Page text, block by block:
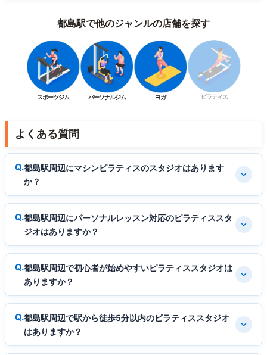
都島駅で他のジャンルの店舗を探す
スポーツジム パーソナルジム ヨガ ピラティス
よくある質問
都島駅周辺にマシンピラティスのスタジオはあります
か？
都島駅周辺にパーソナルレッスン対応のピラティススタ
ジオはありますか？
都島駅周辺で初心者が始めやすいピラティススタジオは
ありますか？
都島駅周辺で駅から徒歩5分以内のピラティススタジオ
はありますか？